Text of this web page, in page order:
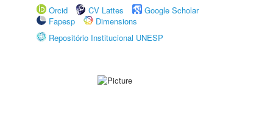
Orcid
CV Lattes
Google Scholar
Fapesp
Dimensions
Repositório Institucional UNESP